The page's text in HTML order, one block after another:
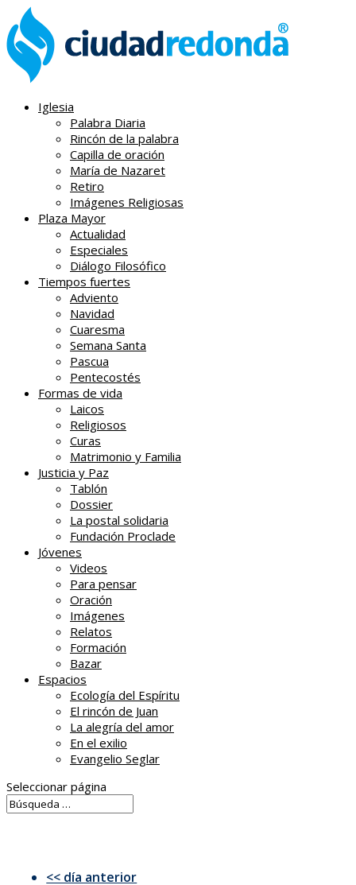
Iglesia
Palabra Diaria
Rincón de la palabra
Capilla de oración
María de Nazaret
Retiro
Imágenes Religiosas
Plaza Mayor
Actualidad
Especiales
Diálogo Filosófico
Tiempos fuertes
Adviento
Navidad
Cuaresma
Semana Santa
Pascua
Pentecostés
Formas de vida
Laicos
Religiosos
Curas
Matrimonio y Familia
Justicia y Paz
Tablón
Dossier
La postal solidaria
Fundación Proclade
Jóvenes
Videos
Para pensar
Oración
Imágenes
Relatos
Formación
Bazar
Espacios
Ecología del Espíritu
El rincón de Juan
La alegría del amor
En el exilio
Evangelio Seglar
Seleccionar página
<< día anterior